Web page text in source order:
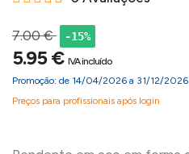
7.00 € -15%
5.95 € IVA incluído
Promoção: de 14/04/2026 a 31/12/2026
Preços para profissionais após login